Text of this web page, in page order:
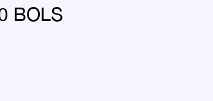
BOLS